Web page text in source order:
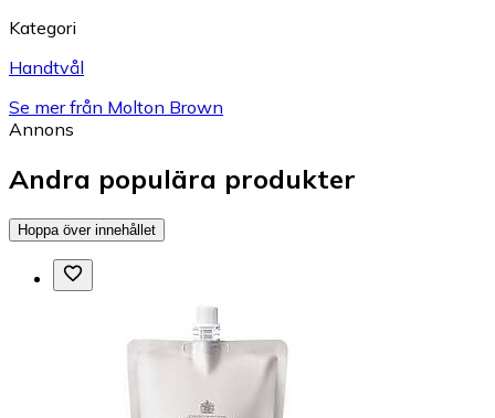
Kategori
Handtvål
Se mer från Molton Brown
Annons
Andra populära produkter
Hoppa över innehållet